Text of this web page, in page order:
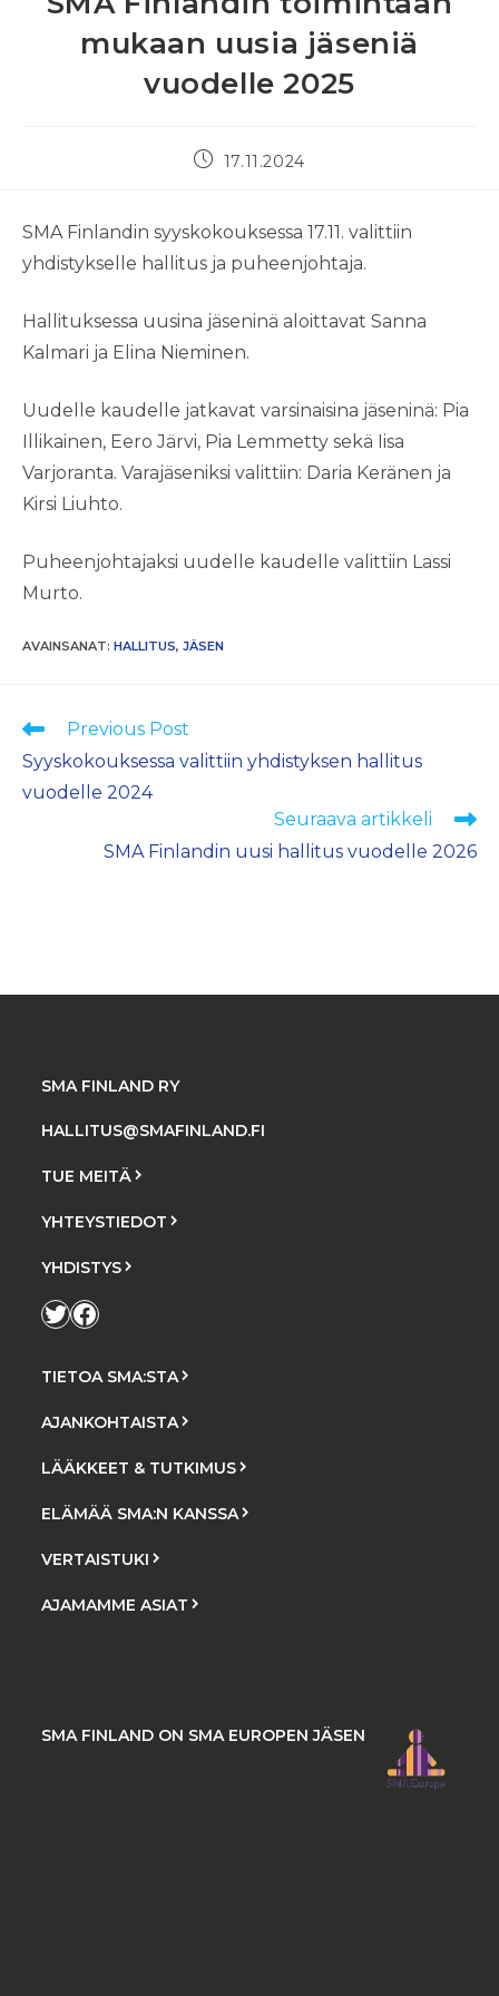
mukaan uusia jäseniä
vuodelle 2025
Artikkeli17.11.2024
SMA Finlandin syyskokouksessa 17.11. valittiin
yhdistykselle hallitus ja puheenjohtaja.
Hallituksessa uusina jäseninä aloittavat Sanna
Kalmari ja Elina Nieminen.
Uudelle kaudelle jatkavat varsinaisina jäseninä: Pia
Illikainen, Eero Järvi, Pia Lemmetty sekä Iisa
Varjoranta. Varajäseniksi valittiin: Daria Keränen ja
Kirsi Liuhto.
Puheenjohtajaksi uudelle kaudelle valittiin Lassi
Murto.
AVAINSANAT: HALLITUS, JÄSEN
Lue
artikkeleita
Previous Post
Syyskokouksessa valittiin yhdistyksen hallitus
vuodelle 2024
Seuraava artikkeli
SMA Finlandin uusi hallitus vuodelle 2026
SMA FINLAND RY
HALLITUS@SMAFINLAND.FI
TUE MEITÄ
YHTEYSTIEDOT
YHDISTYS
TwitterFacebook
TIETOA SMA:STA
AJANKOHTAISTA
LÄÄKKEET & TUTKIMUS
ELÄMÄÄ SMA:N KANSSA
VERTAISTUKI
AJAMAMME ASIAT
SMA FINLAND ON SMA EUROPEN JÄSEN